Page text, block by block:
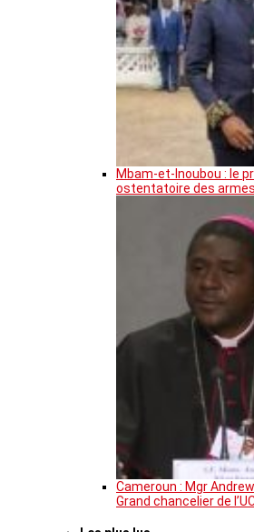
Mbam-et-Inoubou : le
ostentatoire des
Cameroun : Mgr
Grand chancelier de